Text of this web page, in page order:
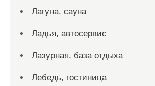
Лагуна, сауна
Ладья, автосервис
Лазурная, база отдыха
Лебедь, гостиница